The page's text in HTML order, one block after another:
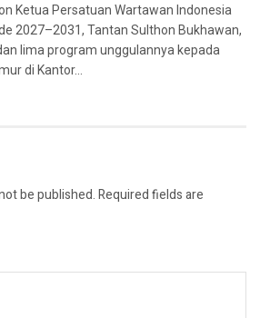
Ketua Persatuan Wartawan Indonesia
2027–2031, Tantan Sulthon Bukhawan,
lima program unggulannya kepada
di Kantor...
be published.Required fields are